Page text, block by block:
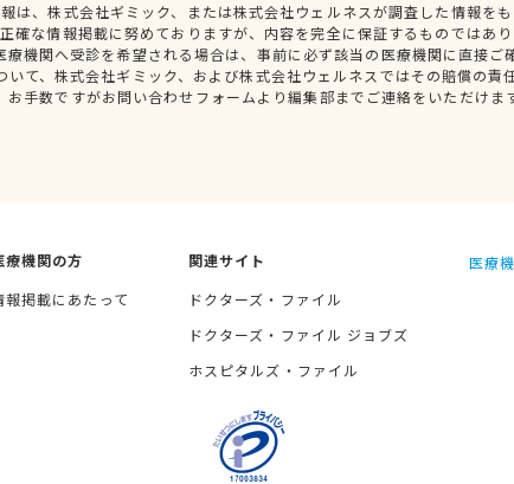
は、株式会社ギミック、または株式会社ウェルネスが調査した情報を
確な情報掲載に努めておりますが、内容を完全に保証するものではあ
療機関へ受診を希望される場合は、事前に必ず該当の医療機関に直接ご
いて、株式会社ギミック、および株式会社ウェルネスではその賠償の責
お手数ですがお問い合わせフォームより編集部までご連絡をいただけま
療機関の方
報掲載にあたって
関連サイト
ドクターズ・ファイル
ドクターズ・ファイル ジョブズ
ホスピタルズ・ファイル
医療